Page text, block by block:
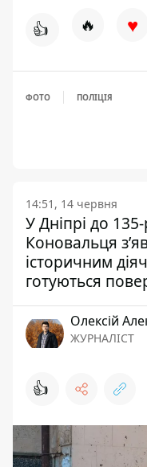
👍 🔥 ♥
ФОТО ПОЛІЦІЯ
14:51, 14 червня
У Дніпрі до
Коновальця
історичним
готуються
Олексій
ЖУРНАЛІСТ
👍